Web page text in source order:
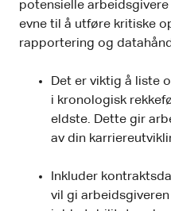
potensielle
evne til å utføre kritiske
rapportering og
Det er viktig å liste
i kronologisk
eldste. Dette gir
av din
Inkluder
vil gi